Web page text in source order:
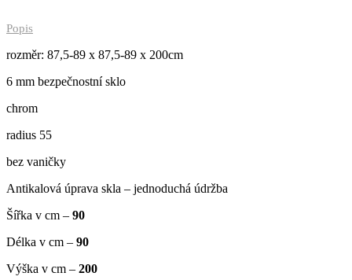
Popis
rozměr: 87,5-89 x 87,5-89 x 200cm
6 mm bezpečnostní sklo
chrom
radius 55
bez vaničky
Antikalová úprava skla – jednoduchá údržba
Šířka v cm – 90
Délka v cm – 90
Výška v cm – 200